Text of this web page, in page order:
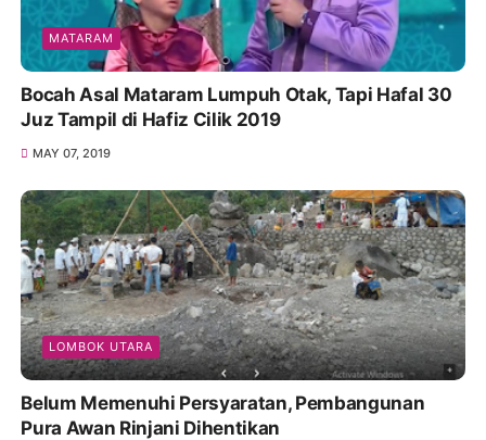
MATARAM
Bocah Asal Mataram Lumpuh Otak, Tapi Hafal 30
Juz Tampil di Hafiz Cilik 2019
MAY 07, 2019
LOMBOK UTARA
Belum Memenuhi Persyaratan, Pembangunan
Pura Awan Rinjani Dihentikan